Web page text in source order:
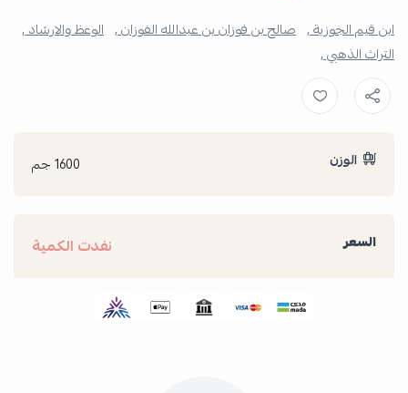
ابن قيم الجوزية , صالح بن فوزان بن عبدالله الفوزان , الوعظ والارشاد ,
التراث الذهبي ,
الوزن 1600 جم
السعر نفدت الكمية